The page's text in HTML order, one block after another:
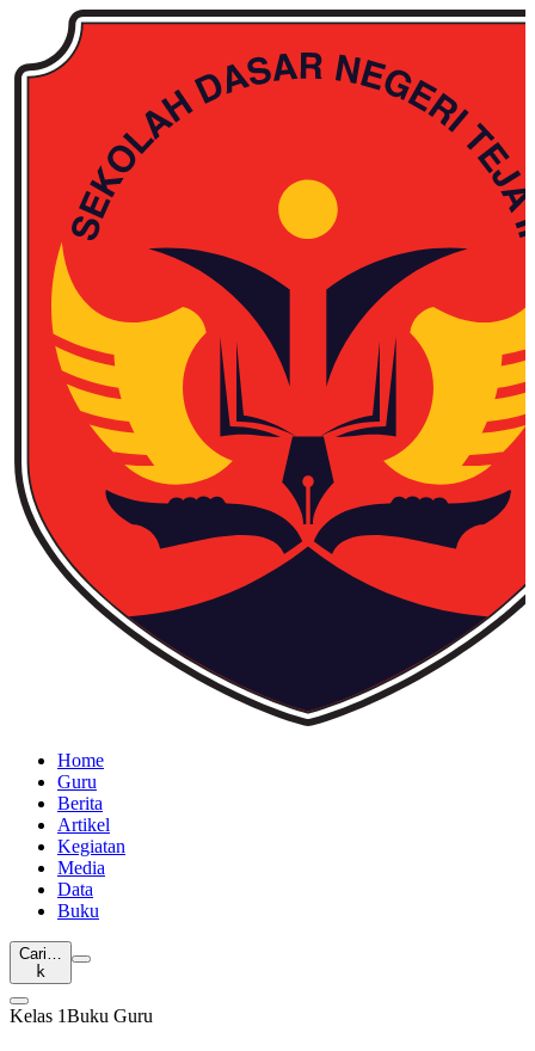
Home
Guru
Berita
Artikel
Kegiatan
Media
Data
Buku
Cari…
k
Kelas 1Buku Guru